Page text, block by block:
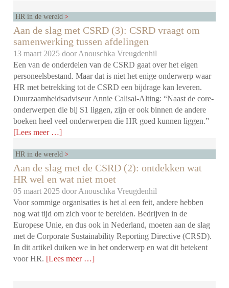
HR in de wereld
Aan de slag met CSRD (3): CSRD vraagt om
samenwerking tussen afdelingen
13 maart 2025 doorAnouschka Vreugdenhil
Een van de onderdelen van de CSRD gaat over het eigen
personeelsbestand. Maar dat is niet het enige onderwerp waar
HR met betrekking tot de CSRD een bijdrage kan leveren.
Duurzaamheidsadviseur Annie Calisal-Alting: “Naast de core-
onderwerpen die bij S1 liggen, zijn er ook binnen de andere
boeken heel veel onderwerpen die HR goed kunnen liggen.”
[Lees meer …]
HR in de wereld
Aan de slag met de CSRD (2): ontdekken wat
HR wel en wat niet moet
05 maart 2025 doorAnouschka Vreugdenhil
Voor sommige organisaties is het al een feit, andere hebben
nog wat tijd om zich voor te bereiden. Bedrijven in de
Europese Unie, en dus ook in Nederland, moeten aan de slag
met de Corporate Sustainability Reporting Directive (CRSD).
In dit artikel duiken we in het onderwerp en wat dit betekent
voor HR. [Lees meer …]